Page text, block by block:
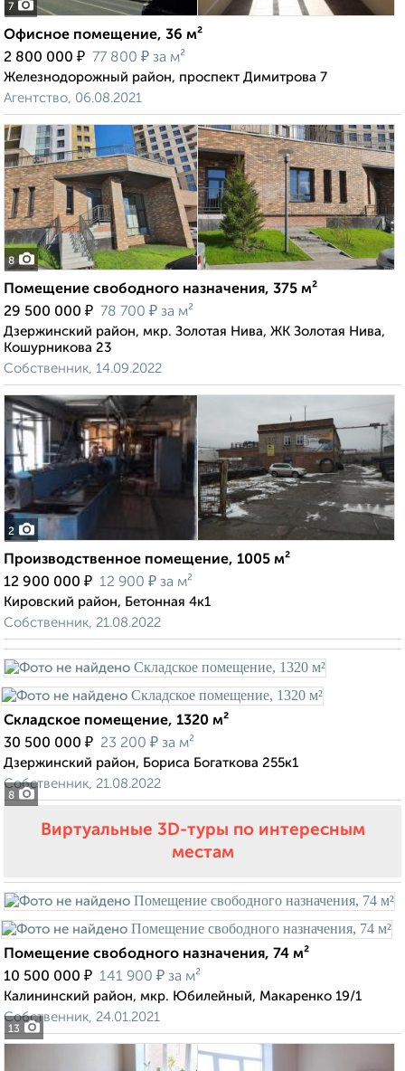
7
Офисное помещение, 36 м²
2 800 000 ₽ 77 800 ₽ за м²
Железнодорожный район, проспект Димитрова 7
Агентство, 06.08.2021
8
Помещение свободного назначения, 375 м²
29 500 000 ₽ 78 700 ₽ за м²
Дзержинский район, мкр. Золотая Нива, ЖК Золотая Нива,
Кошурникова 23
Собственник, 14.09.2022
2
Производственное помещение, 1005 м²
12 900 000 ₽ 12 900 ₽ за м²
Кировский район, Бетонная 4к1
Собственник, 21.08.2022
8
Складское помещение, 1320 м²
30 500 000 ₽ 23 200 ₽ за м²
Дзержинский район, Бориса Богаткова 255к1
Собственник, 21.08.2022
Виртуальные 3D-туры по интересным
местам
13
Помещение свободного назначения, 74 м²
10 500 000 ₽ 141 900 ₽ за м²
Калининский район, мкр. Юбилейный, Макаренко 19/1
Собственник, 24.01.2021